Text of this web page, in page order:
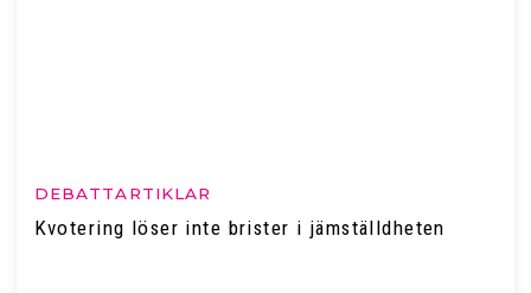
DEBATTARTIKLAR
Kvotering löser inte brister i jämställdheten